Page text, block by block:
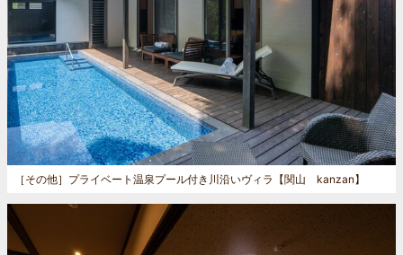
［その他］ プライベート温泉プール付き川沿いヴィラ【関山 kanzan】